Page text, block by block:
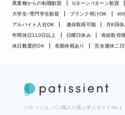
異業種からの転職歓迎
Uターン・Iターン歓迎
大学生・専門学生歓迎
ブランク明けOK
40
アルバイト入社OK
連休取得可能 月8回休
年間休日110日以上
日曜日休み 有給取得
休日数選択OK
長期休暇あり 完全週休二日
パティシエ、パン職人の選ぶ求人サイトNo.1